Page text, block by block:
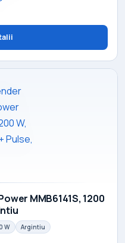
MMB6141S, 1200
W Argintiu